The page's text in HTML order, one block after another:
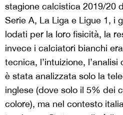
stagione calcistica 2019/20
Serie A, La Liga e Ligue 1, i
lodati per la loro fisicità, la
invece i calciatori bianchi
tecnica, l’intuizione,
è stata analizzata solo la
inglese (dove solo il 5% dei
colore), ma nel contesto